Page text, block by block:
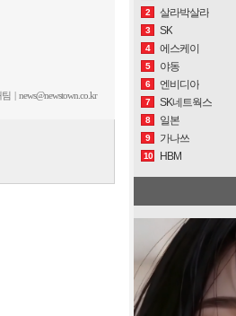
팀 | news@newstown.co.kr
2 살라박살라
3 SK
4
에스케이
5
야동
6 엔비디아
7
SK네트웍스
8
일본
9
가나쓰
10
HBM